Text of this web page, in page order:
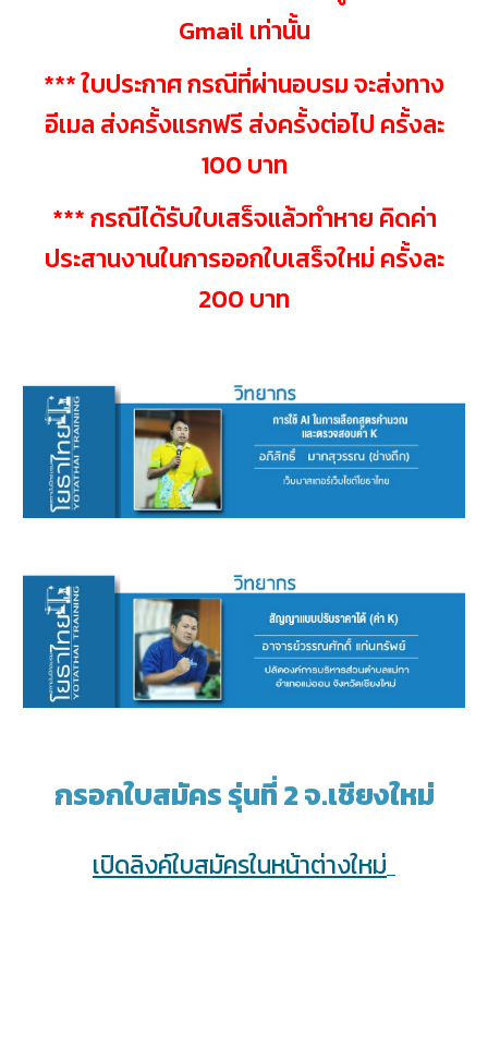
Gmail เท่านั้น
*** ใบประกาศ กรณีที่ผ่านอบรม จะส่งทาง
อีเมล ส่งครั้งแรกฟรี ส่งครั้งต่อไป ครั้งละ
100 บาท
*** กรณีได้รับใบเสร็จแล้วทำหาย คิดค่า
ประสานงานในการออกใบเสร็จใหม่ ครั้งละ
200 บาท
กรอกใบสมัคร รุ่นที่2 จ.เชียงใหม่
เปิดลิงค์ใบสมัครในหน้าต่างใหม่